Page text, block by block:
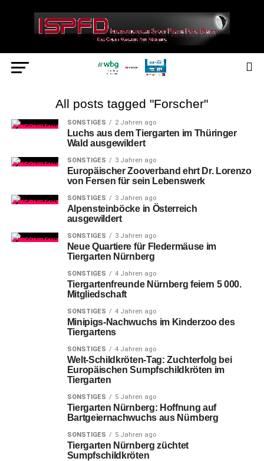
All posts tagged "Forscher"
SONSTIGES 2 Jahren ago
Luchs aus dem Tiergarten im Thüringer
Wald ausgewildert
SONSTIGES 3 Jahren ago
Europäischer Zooverband ehrt Dr. Lorenzo
von Fersen für sein Lebenswerk
SONSTIGES 3 Jahren ago
Alpensteinböcke in Österreich
ausgewildert
SONSTIGES 3 Jahren ago
Neue Quartiere für Fledermäuse im
Tiergarten Nürnberg
SONSTIGES 4 Jahren ago
Tiergartenfreunde Nürnberg feiern 5 000.
Mitgliedschaft
SONSTIGES 4 Jahren ago
Minipigs-Nachwuchs im Kinderzoo des
Tiergartens
SONSTIGES 4 Jahren ago
Welt-Schildkröten-Tag: Zuchterfolg bei
Europäischen Sumpfschildkröten im
Tiergarten
SONSTIGES 5 Jahren ago
Tiergarten Nürnberg: Hoffnung auf
Bartgeiernachwuchs aus Nürnberg
SONSTIGES 5 Jahren ago
Tiergarten Nürnberg züchtet
Sumpfschildkröten